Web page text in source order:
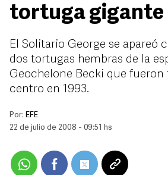
tortuga gigante
El Solitario George se apareó
dos tortugas hembras de la
Geochelone Becki que fueron
centro en 1993.
Por: EFE
22 de julio de 2008 - 09:51 hs